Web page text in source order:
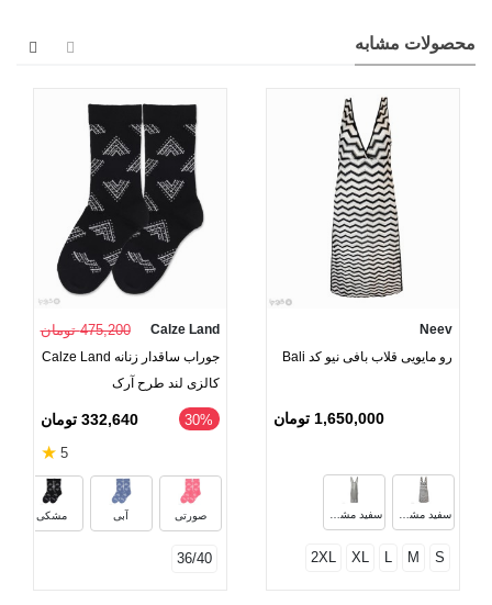
محصولات مشابه
Neev
رو مایویی قلاب بافی نیو کد ‌Bali
1,650,000 تومان
سفید مشکی طرح 2 سفید مشکی طرح 1
S
M
L
XL
2XL
Calze Land 475,200 تومان
جوراب ساقدار زنانه Calze Land
کالزی لند طرح آرک
‎30% 332,640 تومان
5
★
صورتی آبی مشکی
36/40